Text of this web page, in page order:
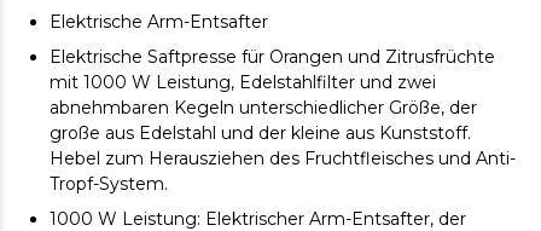
Elektrische Arm-Entsafter
Elektrische Saftpresse für Orangen und Zitrusfrüchte
mit 1000 W Leistung, Edelstahlfilter und zwei
abnehmbaren Kegeln unterschiedlicher Größe, der
große aus Edelstahl und der kleine aus Kunststoff.
Hebel zum Herausziehen des Fruchtfleisches und Anti-
Tropf-System.
1000 W Leistung: Elektrischer Arm-Entsafter, der